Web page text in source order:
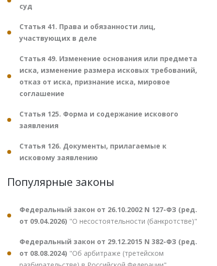
суд
Статья 41. Права и обязанности лиц,
участвующих в деле
Статья 49. Изменение основания или предмета
иска, изменение размера исковых требований,
отказ от иска, признание иска, мировое
соглашение
Статья 125. Форма и содержание искового
заявления
Статья 126. Документы, прилагаемые к
исковому заявлению
Популярные законы
Федеральный закон от 26.10.2002 N 127-ФЗ (ред.
от 09.04.2026) "О несостоятельности (банкротстве)"
Федеральный закон от 29.12.2015 N 382-ФЗ (ред.
от 08.08.2024) "Об арбитраже (третейском